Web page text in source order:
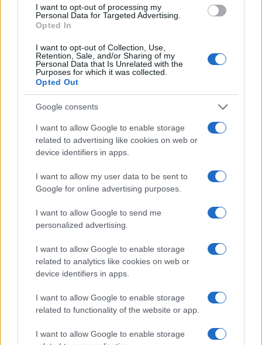
I want to opt-out of processing my
Personal Data for Targeted Advertising.
Opted In
I want to opt-out of Collection, Use,
Retention, Sale, and/or Sharing of my
Personal Data that Is Unrelated with the
Purposes for which it was collected.
Opted Out
Google consents
I want to allow Google to enable storage
related to advertising like cookies on web or
device identifiers in apps.
I want to allow my user data to be sent to
Google for online advertising purposes.
I want to allow Google to send me
personalized advertising.
I want to allow Google to enable storage
related to analytics like cookies on web or
device identifiers in apps.
I want to allow Google to enable storage
related to functionality of the website or app.
I want to allow Google to enable storage
Salvini al concerto per De Andrè, la nipote: “Mio
nonno gli avrebbe chiesto che cazzo ci faceva”
Stop ai cantieri privati a Olbia, nuove regole
anche a San Pantaleo
Rapina a Porto Rotondo, due uomini fermati dai
Auto prende fuoco sulla strada statale 125 a
Olbia, cosa è successo
Incidente sulla 125 a Olbia, due auto coinvolte:
danni ingenti
Auto finisce contro un muretto, un ferito ad
Arzachena
Incidente a Baia Sardinia, scontro tra auto e
moto: un ferito